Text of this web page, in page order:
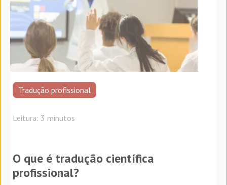
Tradução profissional
Leitura: 3 minutos
O que é tradução científica
profissional?